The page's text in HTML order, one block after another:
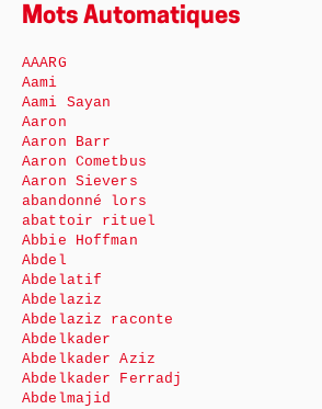
Mots Automatiques
AAARG
Aami
Aami Sayan
Aaron
Aaron Barr
Aaron Cometbus
Aaron Sievers
abandonné lors
abattoir rituel
Abbie Hoffman
Abdel
Abdelatif
Abdelaziz
Abdelaziz raconte
Abdelkader
Abdelkader Aziz
Abdelkader Ferradj
Abdelmajid